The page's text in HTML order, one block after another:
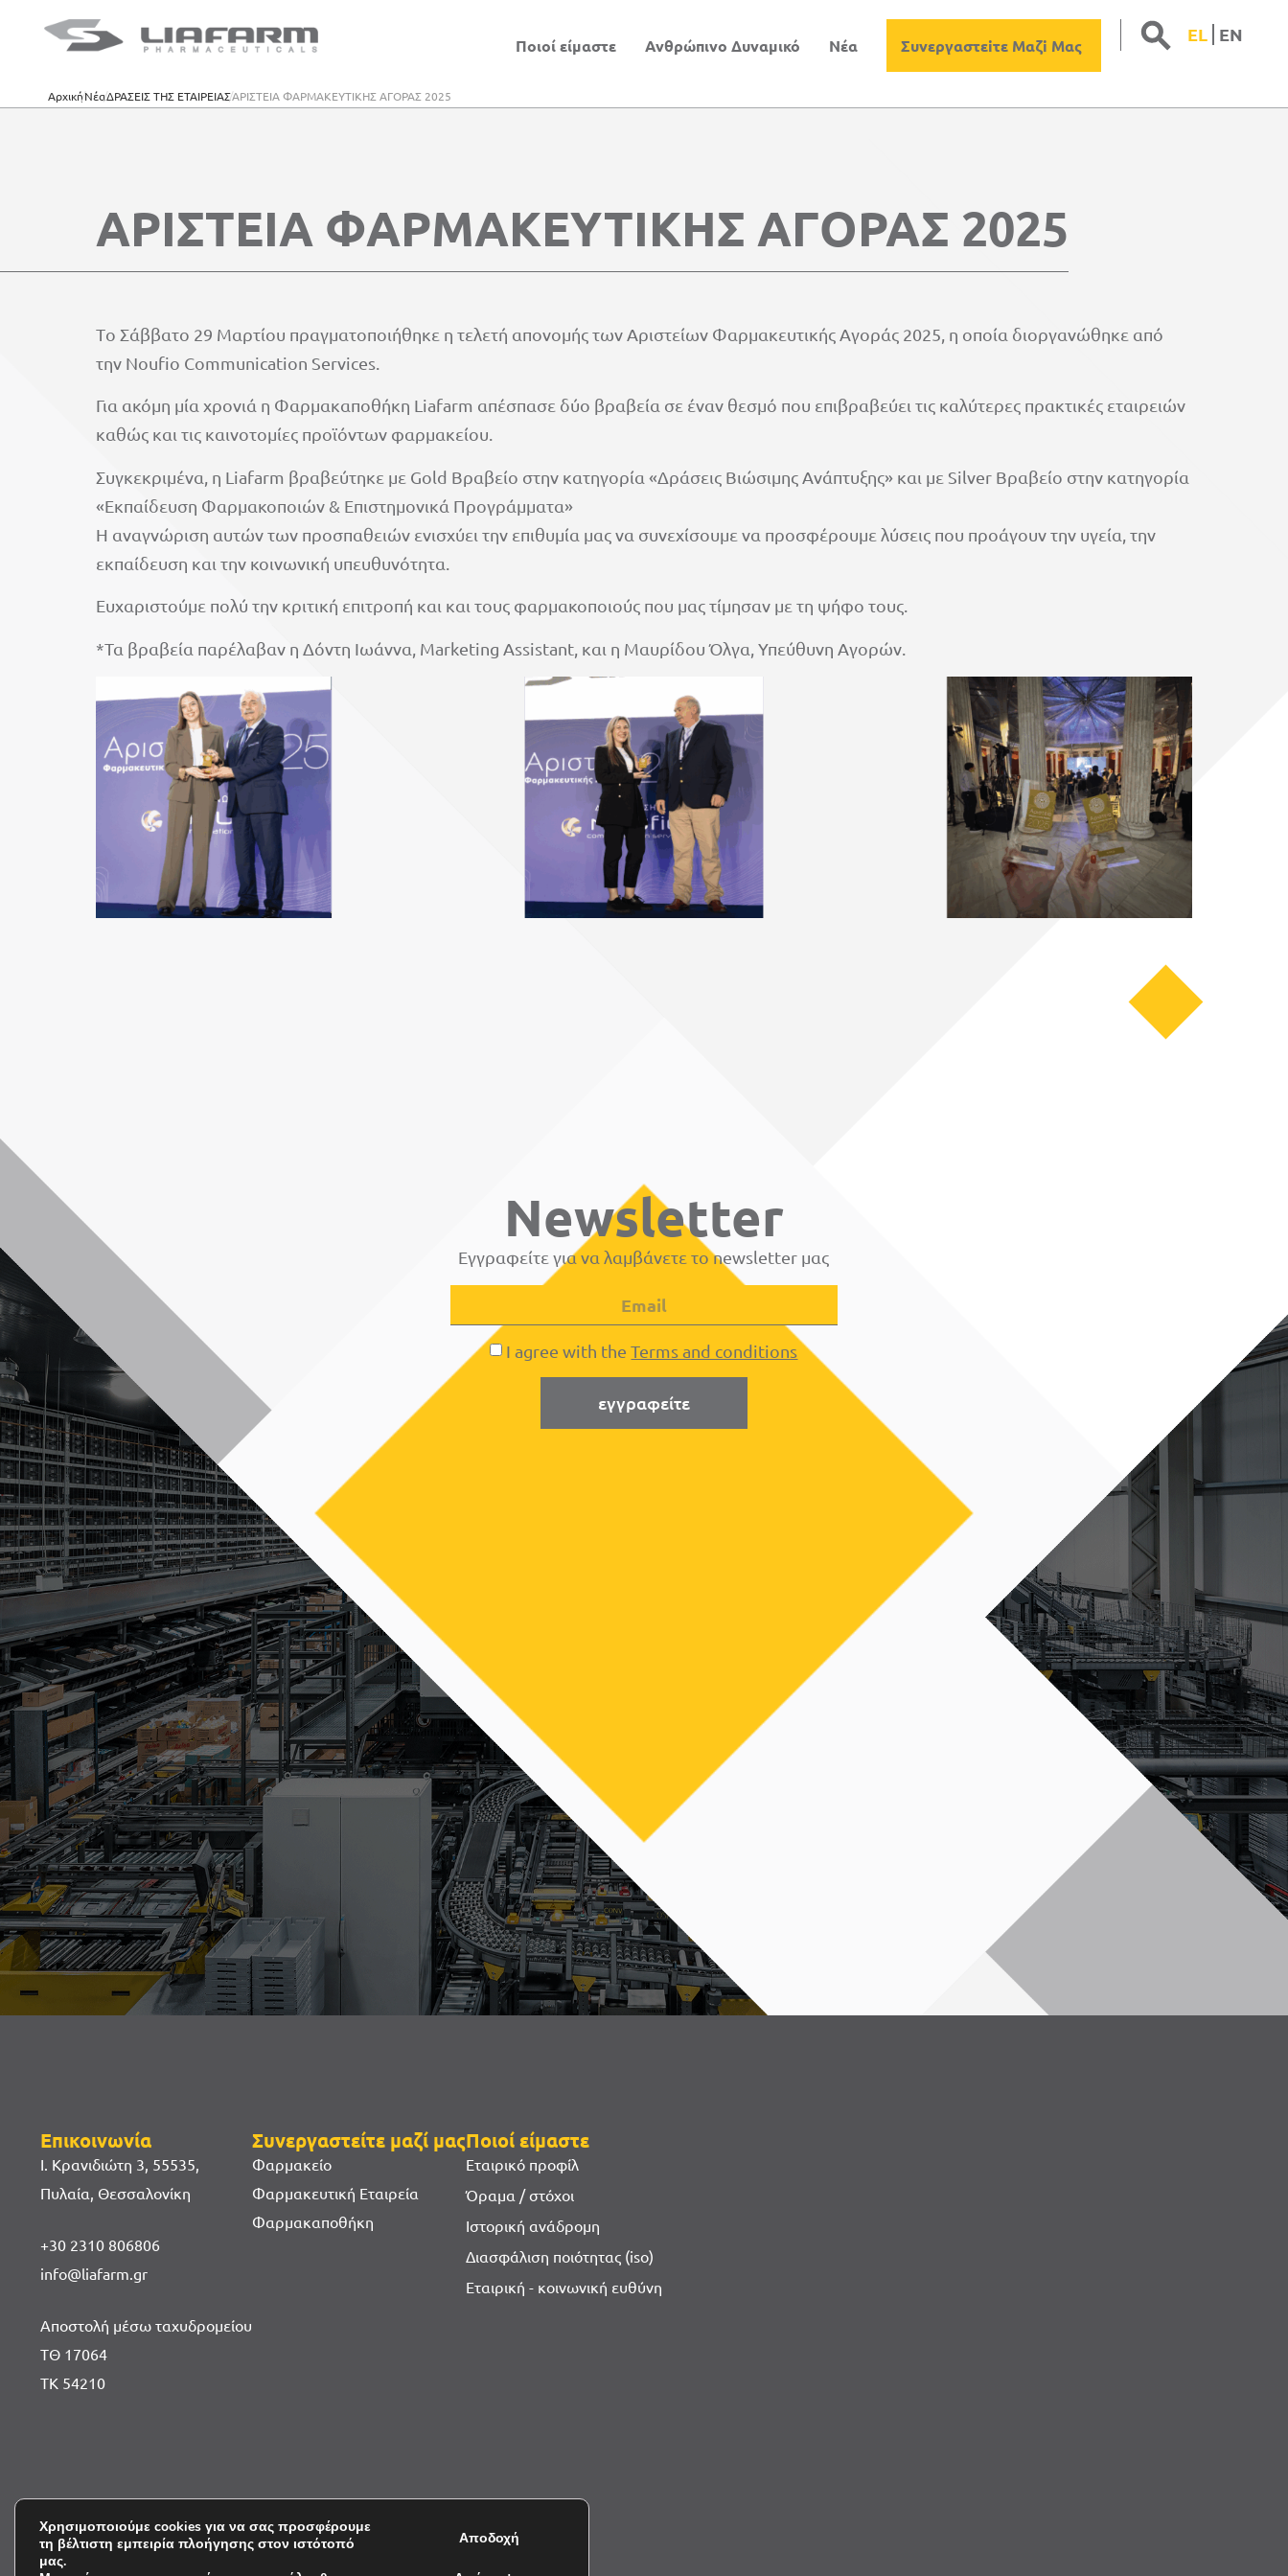
Ποιοί είμαστε Ανθρώπινο Δυναμικό Νέα Συνεργαστεiτε Μαζi Μας EL ΕΝ
ΑρχικήΝέαΔΡΑΣΕΙΣ ΤΗΣ ΕΤΑΙΡΕΙΑΣΑΡΙΣΤΕΙΑ ΦΑΡΜΑΚΕΥΤΙΚΗΣ ΑΓΟΡΑΣ 2025
ΑΡΙΣΤΕΙΑ ΦΑΡΜΑΚΕΥΤΙΚΗΣ ΑΓΟΡΑΣ 2025
Τo Σάββατο 29 Μαρτίου πραγματοποιήθηκε η τελετή απονομής των Αριστείων Φαρμακευτικής Αγοράς 2025, η οποία διοργανώθηκε από
την Noufio Communication Services.
Για ακόμη μία χρονιά η Φαρμακαποθήκη Liafarm απέσπασε δύο βραβεία σε έναν θεσμό που επιβραβεύει τις καλύτερες πρακτικές εταιρειών
καθώς και τις καινοτομίες προϊόντων φαρμακείου.
Συγκεκριμένα, η Liafarm βραβεύτηκε με Gold Βραβείο στην κατηγορία «Δράσεις Βιώσιμης Ανάπτυξης» και με Silver Βραβείο στην κατηγορία
«Εκπαίδευση Φαρμακοποιών & Επιστημονικά Προγράμματα»
Η αναγνώριση αυτών των προσπαθειών ενισχύει την επιθυμία μας να συνεχίσουμε να προσφέρουμε λύσεις που προάγουν την υγεία, την
εκπαίδευση και την κοινωνική υπευθυνότητα.
Ευχαριστούμε πολύ την κριτική επιτροπή και και τους φαρμακοποιούς που μας τίμησαν με τη ψήφο τους.
*Τα βραβεία παρέλαβαν η Δόντη Ιωάννα, Marketing Assistant, και η Μαυρίδου Όλγα, Υπεύθυνη Αγορών.
Newsletter
Εγγραφείτε για να λαμβάνετε το newsletter μας
I agree with theTerms and conditions
εγγραφείτε
Επικοινωνία
Ι. Κρανιδιώτη 3, 55535,
Πυλαία, Θεσσαλονίκη
+30 2310 806806
info@liafarm.gr
Αποστολή μέσω ταχυδρομείου
ΤΘ 17064
ΤΚ 54210
Συνεργαστείτε μαζί μας
Φαρμακείο
Φαρμακευτική Εταιρεία
Φαρμακαποθήκη
Ποιοί είμαστε
Εταιρικό προφίλ
Όραμα / στόχοι
Ιστορική ανάδρομη
Διασφάλιση ποιότητας (iso)
Εταιρική - κοινωνική ευθύνη
Χρησιμοποιούμε cookies για να σας προσφέρουμε
τη βέλτιστη εμπειρία πλοήγησης στον ιστότοπό
μας.
Αποδοχή